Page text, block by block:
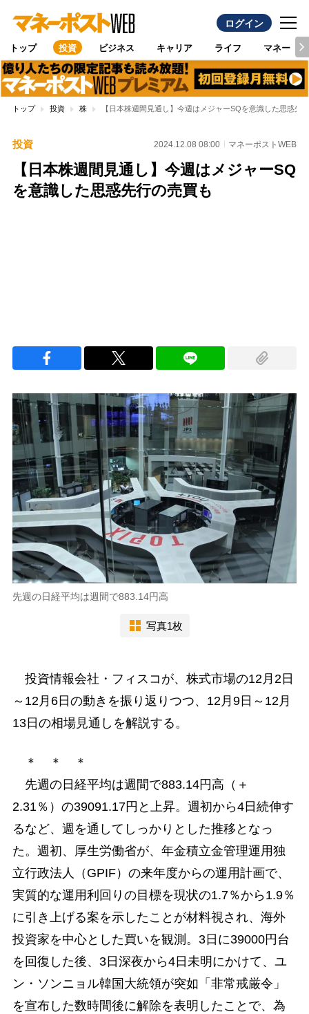
ログイン
トップ 投資 ビジネス キャリア ライフ マネー
トップ 投資 株 【日本株週間見通し】今週はメジャーSQを意識した思惑先
投資 2024.12.08 08:00 マネーポストWEB
【日本株週間見通し】今週はメジャーSQ
を意識した思惑先行の売買も
先週の日経平均は週間で883.14円高
写真1枚
投資情報会社・フィスコが、株式市場の12月2日
～12月6日の動きを振り返りつつ、12月9日～12月
13日の相場見通しを解説する。
＊ ＊ ＊
先週の日経平均は週間で883.14円高（＋
2.31％）の39091.17円と上昇。週初から4日続伸す
るなど、週を通してしっかりとした推移となっ
た。週初、厚生労働省が、年金積立金管理運用独
立行政法人（GPIF）の来年度からの運用計画で、
実質的な運用利回りの目標を現状の1.7％から1.9％
に引き上げる案を示したことが材料視され、海外
投資家を中心とした買いを観測。3日に39000円台
を回復した後、3日深夜から4日未明にかけて、ユ
ン・ソンニョル韓国大統領が突如「非常戒厳令」
を宣布した数時間後に解除を表明したことで、為